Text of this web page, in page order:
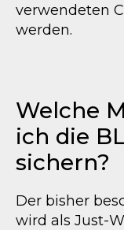
verwendeten
werden.
Welche
ich die
sichern?
Der bisher
wird als Just-